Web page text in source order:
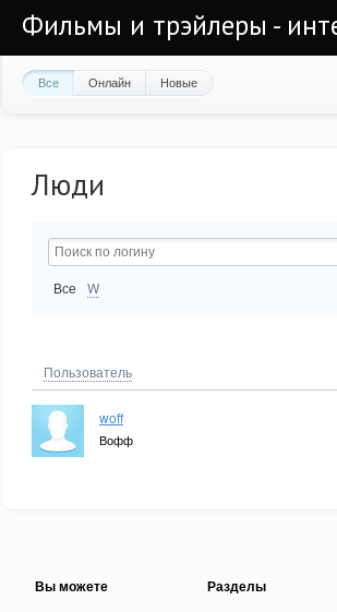
Фильмы и трэйлеры -
Все Онлайн Новые
Люди
Все W
Пользователь
woff
Вофф
Вы можете Разделы